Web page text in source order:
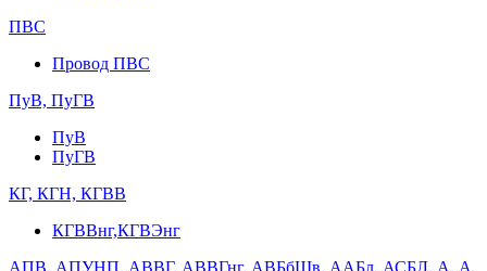
ПВС
Провод ПВС
ПуВ, ПуГВ
ПуВ
ПуГВ
КГ, КГН, КГВВ
КГВВнг,КГВЭнг
АПВ, АПУНП, АВВГ, АВВГнг, АВБбШв, ААБл, АСБЛ, А, А